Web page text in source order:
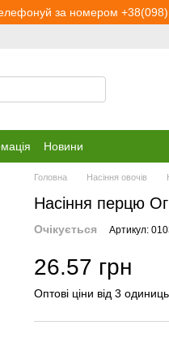
за номером
Новини
Головна Насіння овочів
Насіння перцю
Очікується Артикул:
26.57 грн
Оптові ціни від 3 одиниць